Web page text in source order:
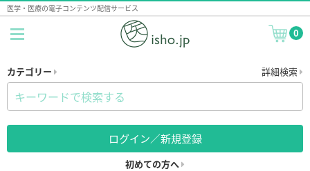
医学・医療の電子コンテンツ配信サービス
0
カテゴリー 詳細検索
ログイン／新規登録
初めての方へ